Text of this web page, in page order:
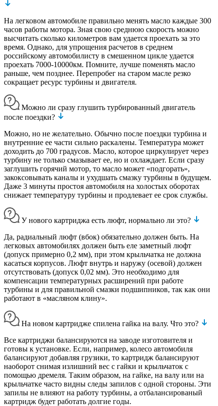
На легковом автомобиле правильно менять масло каждые 300
часов работы мотора. Зная свою среднюю скорость можно
высчитать сколько километров вам удается проехать за это
время. Однако, для упрощения расчетов в среднем
российскому автомобилисту в смешенном цикле удается
проехать 7000-10000км. Помните, лучше поменять масло
раньше, чем позднее. Перепробег на старом масле резко
сокращает ресурс турбины и двигателя.
Можно ли сразу глушить турбированный двигатель
после поездки?
Можно, но не желательно. Обычно после поездки турбина и
внутренние ее части сильно раскалены. Температура может
доходить до 700 градусов. Масло, которое циркулирует через
турбину не только смазывает ее, но и охлаждает. Если сразу
заглушить горячий мотор, то масло может «подгорать»,
закоксовывать каналы и ухудшать смазку турбины в будущем.
Даже 3 минуты простоя автомобиля на холостых оборотах
снижает температуру турбины и продлевает ее срок службы.
У нового картриджа есть люфт, нормально ли это?
Да, радиальный люфт (вбок) обязательно должен быть. На
легковых автомобилях должен быть еле заметный люфт
(допуск примерно 0,2 мм), при этом крыльчатка не должна
касаться корпусов. Люфт внутрь и наружу (осевой) должен
отсутствовать (допуск 0,02 мм). Это необходимо для
компенсации температурных расширений при работе
турбины и для правильной смазки подшипников, так как они
работают в «масляном клину».
На новом картридже спилена гайка на валу. Что это?
Все картриджи балансируются на заводе изготовителя и
готовы к установке. Если, например, колесо автомобиля
балансируют добавляя грузики, то картридж балансируют
наоборот снимая излишний вес с гайки и крыльчаток с
помощью дремеля. Таким образом, на гайке, на валу или на
крыльчатке часто видны следы запилов с одной стороны. Эти
запилы не влияют на работу турбины, а отбалансированый
картридж будет работать долгие годы.